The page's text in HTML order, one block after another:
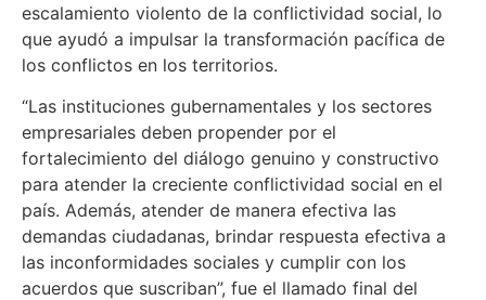
escalamiento violento de la conflictividad social, lo
que ayudó a impulsar la transformación pacífica de
los conflictos en los territorios.
“Las instituciones gubernamentales y los sectores
empresariales deben propender por el
fortalecimiento del diálogo genuino y constructivo
para atender la creciente conflictividad social en el
país. Además, atender de manera efectiva las
demandas ciudadanas, brindar respuesta efectiva a
las inconformidades sociales y cumplir con los
acuerdos que suscriban”, fue el llamado final del